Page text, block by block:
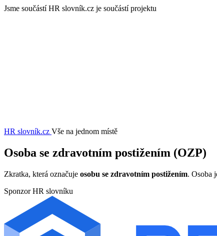
Jsme součástí HR slovník.cz je součástí projektu
HR slovník.cz Vše na jednom místě
Osoba se zdravotním postižením (OZP)
Zkratka, která označuje osobu se zdravotním postižením. Osoba
Sponzor HR slovníku